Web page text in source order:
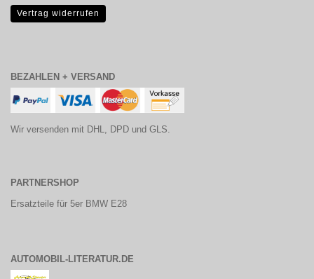
Vertrag widerrufen
BEZAHLEN + VERSAND
Wir versenden mit DHL, DPD und GLS.
PARTNERSHOP
Ersatzteile für 5er BMW E28
AUTOMOBIL-LITERATUR.DE